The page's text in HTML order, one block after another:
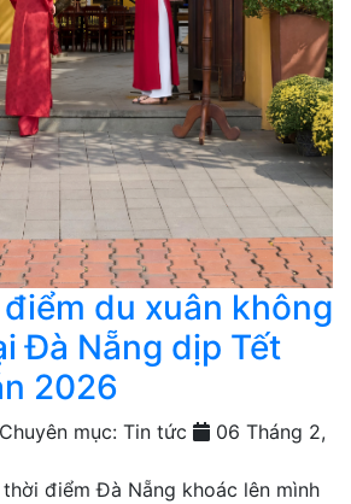
du xuân không
Đà Nẵng dịp Tết
2026
Chuyên mục: Tin tức
06 Tháng 2,
điểm Đà Nẵng khoác lên mình